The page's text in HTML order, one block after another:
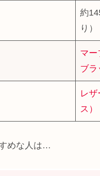
約
り）
マー
ブラ
レ
ス）
めな人は…